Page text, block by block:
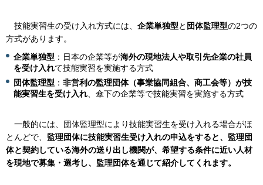
技能実習生の受け入れ方式には、 企業単独型と 団体監理型の2つの
方式があります。
企業単独型 ：日本の企業等が海外の現地法人や取引先企業の社員
を受け入れて技能実習を実施する方式
団体監理型 ： 非営利の監理団体（事業協同組合、商工会等）が技
能実習生を受け入れ 、傘下の企業等で技能実習を実施する方式
一般的には、団体監理型により技能実習生を受け入れる場合がほ
とんどで、 監理団体に技能実習生受け入れの申込をすると、監理団
体と契約している海外の送り出し機関が、希望する条件に近い人材
を現地で募集・選考し、監理団体を通じて紹介してくれます。